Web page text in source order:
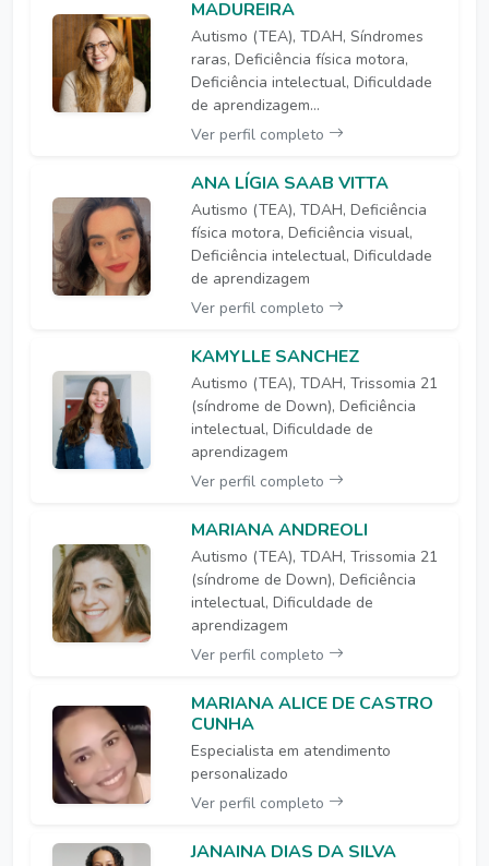
MADUREIRA
Autismo (TEA), TDAH, Síndromes
raras, Deficiência física motora,
Deficiência intelectual, Dificuldade
de aprendizagem...
Ver perfil completo
ANA LÍGIA SAAB VITTA
Autismo (TEA), TDAH, Deficiência
física motora, Deficiência visual,
Deficiência intelectual, Dificuldade
de aprendizagem
Ver perfil completo
KAMYLLE SANCHEZ
Autismo (TEA), TDAH, Trissomia 21
(síndrome de Down), Deficiência
intelectual, Dificuldade de
aprendizagem
Ver perfil completo
MARIANA ANDREOLI
Autismo (TEA), TDAH, Trissomia 21
(síndrome de Down), Deficiência
intelectual, Dificuldade de
aprendizagem
Ver perfil completo
MARIANA ALICE DE CASTRO
CUNHA
Especialista em atendimento
personalizado
Ver perfil completo
JANAINA DIAS DA SILVA